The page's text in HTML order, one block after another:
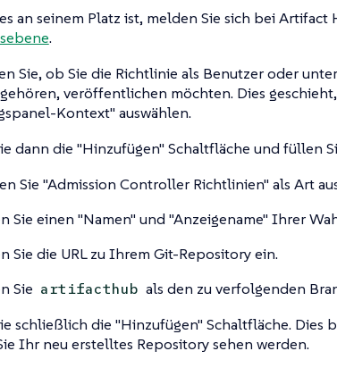
an seinem Platz ist, melden Sie sich bei Artifact
.
Sie, ob Sie die Richtlinie als Benutzer oder
veröffentlichen möchten. Dies
Kontext" auswählen.
dann die "Hinzufügen" Schaltfläche und füllen
Sie "Admission Controller Richtlinien" als Art
Sie einen "Namen" und "Anzeigename" Ihrer
Sie die URL zu Ihrem Git-Repository ein.
Sie artifacthub als den zu verfolgenden
schließlich die "Hinzufügen" Schaltfläche. Dies
Ihr neu erstelltes Repository sehen werden.